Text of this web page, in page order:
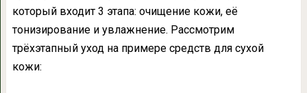
который входит 3 этапа: очищение кожи, её
тонизирование и увлажнение. Рассмотрим
трёхэтапный уход на примере средств для сухой
кожи: